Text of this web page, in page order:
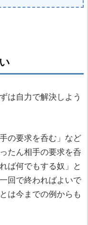
は自力で解決しよう
の要求を呑む」など
たん相手の要求を呑
ば何でもする奴」と
回で終わればよいで
は今までの例からも